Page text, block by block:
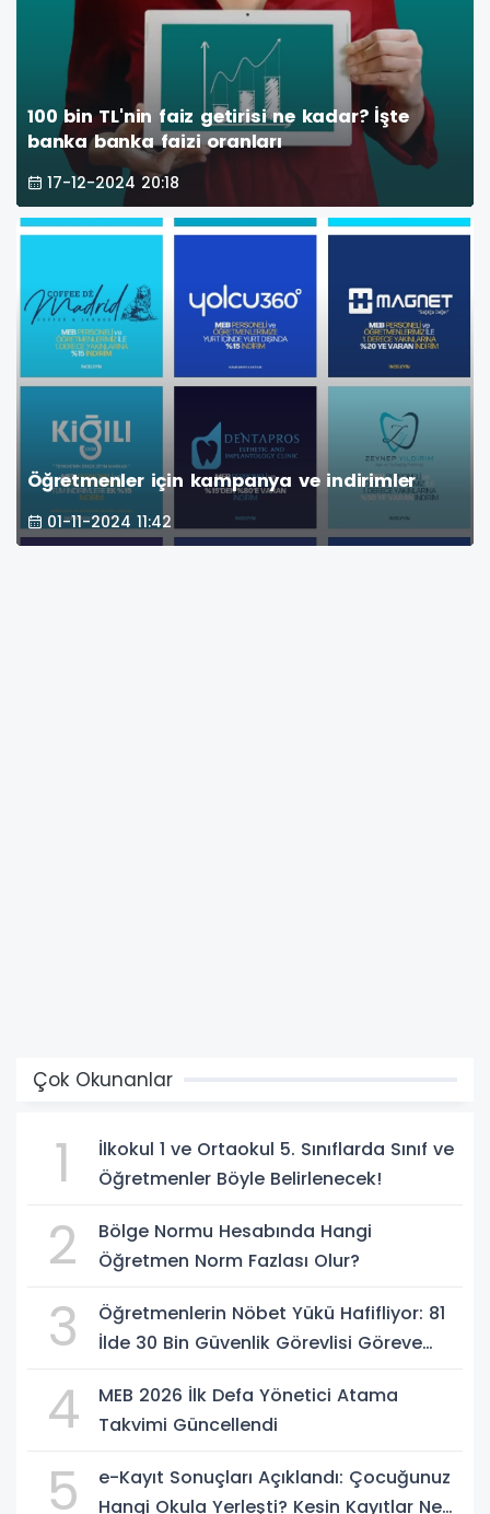
100 bin TL'nin faiz getirisi ne kadar? İşte
banka banka faizi oranları
17-12-2024 20:18
Öğretmenler için kampanya ve indirimler
01-11-2024 11:42
Çok Okunanlar
1
İlkokul 1 ve Ortaokul 5. Sınıflarda Sınıf ve
Öğretmenler Böyle Belirlenecek!
2
Bölge Normu Hesabında Hangi
Öğretmen Norm Fazlası Olur?
3
Öğretmenlerin Nöbet Yükü Hafifliyor: 81
İlde 30 Bin Güvenlik Görevlisi Göreve
4
MEB 2026 İlk Defa Yönetici Atama
Takvimi Güncellendi
5
e-Kayıt Sonuçları Açıklandı: Çocuğunuz
Hangi Okula Yerleşti? Kesin Kayıtlar Ne